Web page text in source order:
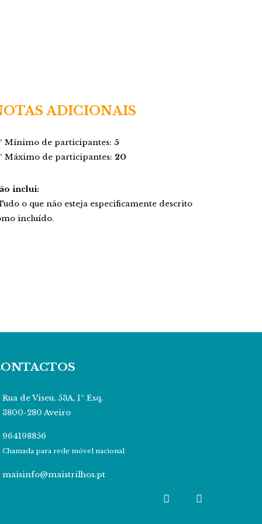
ADICIONAIS
Mínimo de participantes: 5
Máximo de participantes: 20
inclui:
o que não esteja especificamente descrito
incluído.
Rua de Viseu, 53A, 1º Esq.
3800-280 Aveiro
964198856
Chamada para rede móvel nacional
maisinfo@maistrilhos.pt